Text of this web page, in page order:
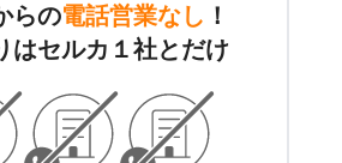
らの電話営業なし ！
はセルカ１社とだけ